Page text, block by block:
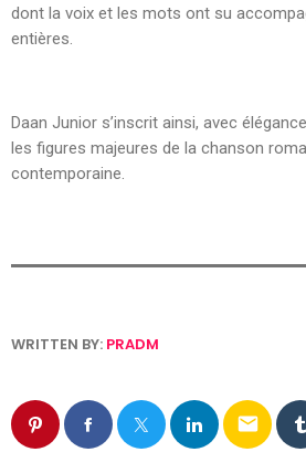
dont la voix et les mots ont su
entières.
Daan Junior s’inscrit ainsi, avec
les figures majeures de la chanson
contemporaine.
WRITTEN BY: PRADM
email